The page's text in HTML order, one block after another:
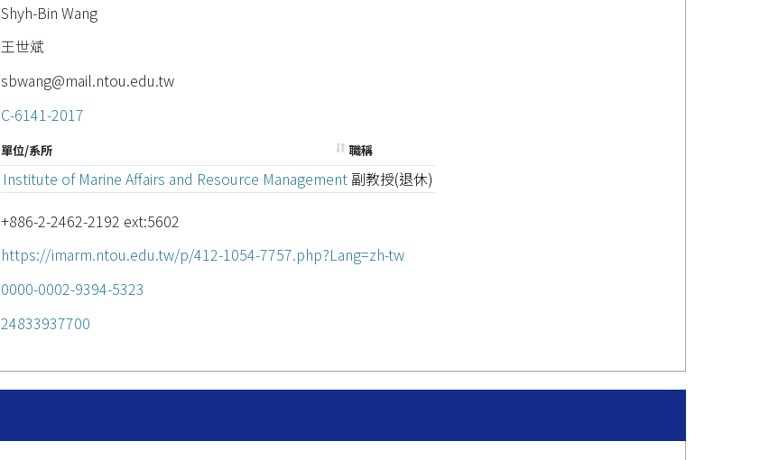
Shyh-Bin Wang
王世斌
sbwang@mail.ntou.edu.tw
C-6141-2017
單位/系所 職稱
Institute of Marine Affairs and Resource Management 副教授(退休)
+886-2-2462-2192 ext:5602
https://imarm.ntou.edu.tw/p/412-1054-7757.php?Lang=zh-tw
0000-0002-9394-5323
24833937700